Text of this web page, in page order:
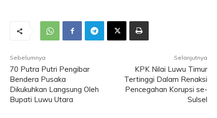
Sebelumnya
70 Putra Putri Pengibar
Bendera Pusaka
Dikukuhkan Langsung Oleh
Bupati Luwu Utara
Selanjutnya
KPK Nilai Luwu Timur
Tertinggi Dalam Renaksi
Pencegahan Korupsi se-
Sulsel